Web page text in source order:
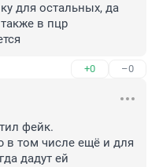
для остальных, да
в пцр
+0 –0
фейк.
в том числе ещё и для
дадут ей